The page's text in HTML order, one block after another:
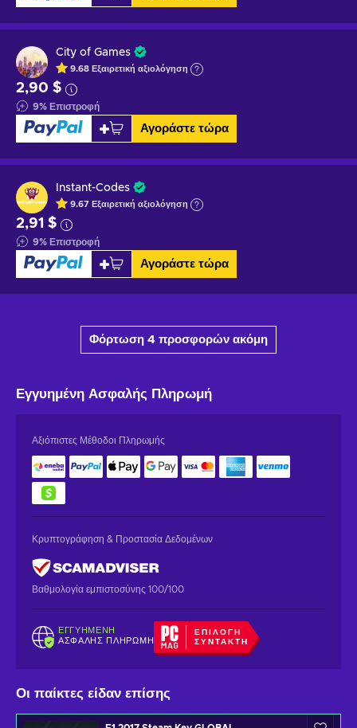
City of Games
9.68 Εξαιρετική αξιολόγηση
2,90 $
9% Επιστροφή
Αγοράστε τώρα
Instant-Codes
9.67 Εξαιρετική αξιολόγηση
2,91 $
9% Επιστροφή
Αγοράστε τώρα
Φόρτωση 4 προσφορών ακόμη
Εγγυημένη Ασφαλής Πληρωμή
Αξιόπιστες Μέθοδοι Πληρωμής
Κρυπτογράφηση & Προστασία Δεδομένων
Βαθμολογία εμπιστοσύνης 100/100
ΕΓΓΥΗΜΈΝΗ
ΑΣΦΑΛΉΣ ΠΛΗΡΩΜΉ
ΕΠΙΛΟΓΉ
ΣΥΝΤΆΚΤΗ
Οι παίκτες είδαν επίσης